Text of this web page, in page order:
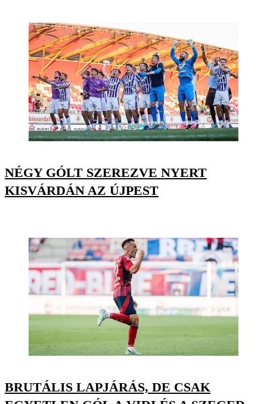
NÉGY GÓLT SZEREZVE NYERT
KISVÁRDÁN AZ ÚJPEST
BRUTÁLIS LAPJÁRÁS, DE CSAK